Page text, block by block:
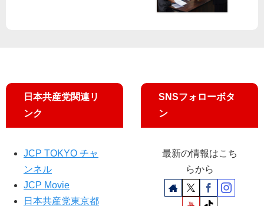
に
日本共産党関連リ
ンク
JCP TOKYO チャ
ンネル
JCP Movie
日本共産党東京都
SNSフォローボタ
ン
最新の情報はこち
らから